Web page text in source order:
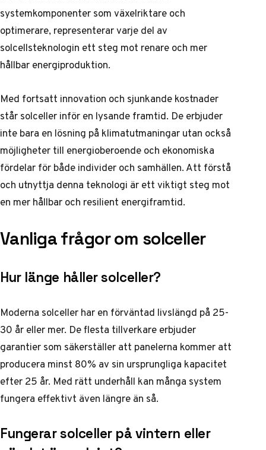
systemkomponenter som växelriktare och
optimerare, representerar varje del av
solcellsteknologin ett steg mot renare och mer
hållbar energiproduktion.
Med fortsatt innovation och sjunkande kostnader
står solceller inför en lysande framtid. De erbjuder
inte bara en lösning på klimatutmaningar utan också
möjligheter till energioberoende och ekonomiska
fördelar för både individer och samhällen. Att förstå
och utnyttja denna teknologi är ett viktigt steg mot
en mer hållbar och resilient energiframtid.
Vanliga frågor om solceller
Hur länge håller solceller?
Moderna solceller har en förväntad livslängd på 25-
30 år eller mer. De flesta tillverkare erbjuder
garantier som säkerställer att panelerna kommer att
producera minst 80% av sin ursprungliga kapacitet
efter 25 år. Med rätt underhåll kan många system
fungera effektivt även längre än så.
Fungerar solceller på vintern eller